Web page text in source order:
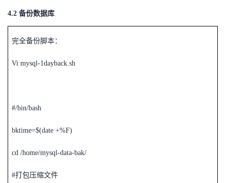
4.2 备份数据库
完全备份脚本：
Vi mysql-1dayback.sh
#/bin/bash
bktime=$(date +%F)
cd /home/mysql-data-bak/
#打包压缩文件